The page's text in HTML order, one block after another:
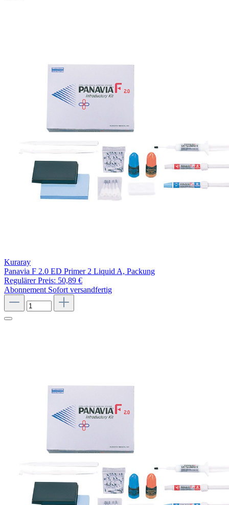
Kuraray
Panavia F 2.0 ED Primer 2 Liquid A, Packung
Regulärer Preis: 50,89 €
Abonnement Sofort versandfertig